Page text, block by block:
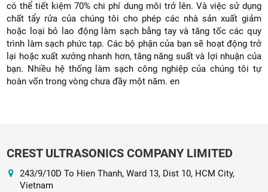
có thể tiết kiệm 70% chi phí dung môi trở lên. Và việc sử dụng
chất tẩy rửa của chúng tôi cho phép các nhà sản xuất giảm
hoặc loại bỏ lao động làm sạch bằng tay và tăng tốc các quy
trình làm sạch phức tạp. Các bộ phận của bạn sẽ hoạt động trở
lại hoặc xuất xưởng nhanh hơn, tăng năng suất và lợi nhuận của
bạn. Nhiều hệ thống làm sạch công nghiệp của chúng tôi tự
hoàn vốn trong vòng chưa đầy một năm. en
CREST ULTRASONICS COMPANY LIMITED
243/9/10D To Hien Thanh, Ward 13, Dist 10, HCM City,
Vietnam